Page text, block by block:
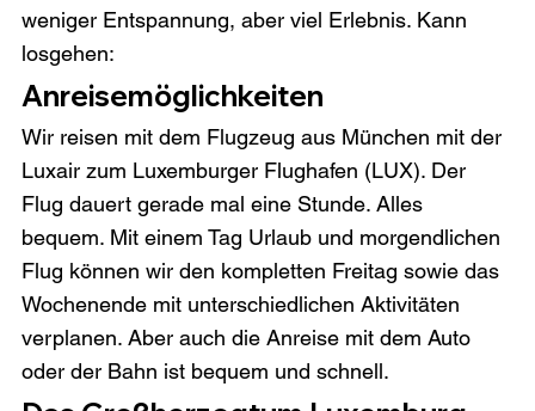
weniger Entspannung, aber viel Erlebnis. Kann
losgehen:
Anreisemöglichkeiten
Wir reisen mit dem Flugzeug aus München mit der
Luxair zum Luxemburger Flughafen (LUX). Der
Flug dauert gerade mal eine Stunde. Alles
bequem. Mit einem Tag Urlaub und morgendlichen
Flug können wir den kompletten Freitag sowie das
Wochenende mit unterschiedlichen Aktivitäten
verplanen. Aber auch die Anreise mit dem Auto
oder der Bahn ist bequem und schnell.